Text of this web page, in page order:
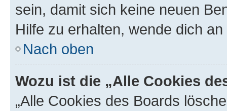
sein, damit sich keine neuen
Hilfe zu erhalten, wende dich
Nach oben
Wozu ist die „Alle Cookies
„Alle Cookies des Boards